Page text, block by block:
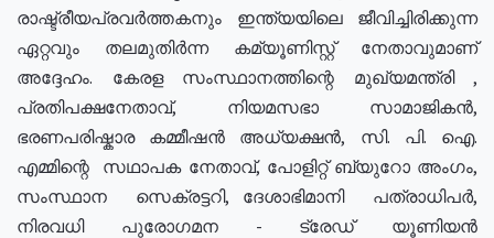
രാഷ്ട്രീയപ്രവർത്തകനും ഇന്ത്യയിലെ ജീവിച്ചിരിക്കുന്ന
ഏറ്റവും തലമുതിർന്ന കമ്യൂണിസ്റ്റ് നേതാവുമാണ്
അദ്ദേഹം. കേരള സംസ്ഥാനത്തിന്റെ മുഖ്യമന്ത്രി ,
പ്രതിപക്ഷനേതാവ്, നിയമസഭാ സാമാജികൻ,
ഭരണപരിഷ്കാര കമ്മീഷൻ അധ്യക്ഷൻ, സി. പി. ഐ.
എമ്മിന്റെ സഥാപക നേതാവ്, പോളിറ്റ് ബ്യുറോ അംഗം,
സംസ്ഥാന സെക്രട്ടറി, ദേശാഭിമാനി പത്രാധിപർ,
നിരവധി പുരോഗമന - ട്രേഡ് യൂണിയൻ